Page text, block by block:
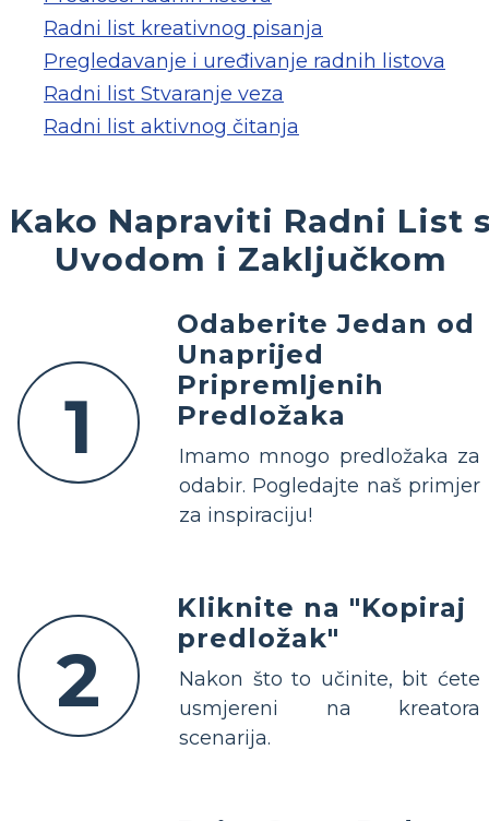
Radni list kreativnog pisanja
Pregledavanje i uređivanje radnih listova
Radni list Stvaranje veza
Radni list aktivnog čitanja
Kako Napraviti Radni List
Uvodom i Zaključkom
1
Odaberite Jedan od
Unaprijed
Pripremljenih
Predložaka
Imamo mnogo predložaka za
odabir. Pogledajte naš primjer
za inspiraciju!
2
Kliknite na "Kopiraj
predložak"
Nakon što to učinite, bit ćete
usmjereni na kreatora
scenarija.